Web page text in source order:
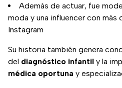
Además de actuar, fue
moda y una influencer con más
Instagram
Su historia también genera
del diagnóstico infantil y la
médica oportuna y